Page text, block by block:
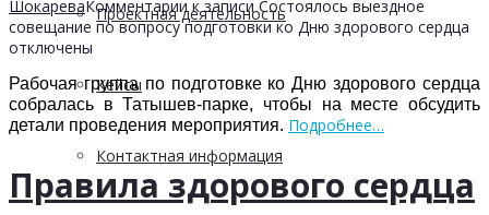
Проектная деятельность
Кейсы
Контактная информация
ШокареваКомментарии к записи Состоялось выездное
совещание по вопросу подготовки ко Дню здорового сердца
отключены
Рабочая группа по подготовке ко Дню здорового сердца
собралась в Татышев-парке, чтобы на месте обсудить
детали проведения мероприятия. Подробнее…
Правила здорового сердца